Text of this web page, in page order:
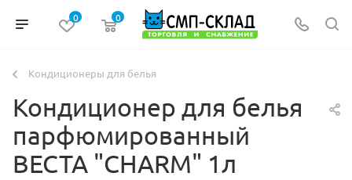
0 0
Кондиционеры для белья
Кондиционер для белья
парфюмированный
ВЕСТА "CHARM" 1л